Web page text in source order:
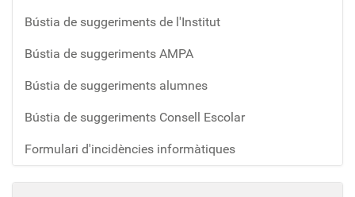
Bústia de suggeriments de l'Institut
Bústia de suggeriments AMPA
Bústia de suggeriments alumnes
Bústia de suggeriments Consell Escolar
Formulari d'incidències informàtiques